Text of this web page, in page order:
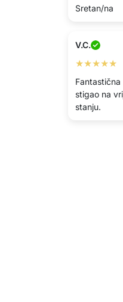
Sretan/na
V.C.
★★★★★
stigao na
stanju.